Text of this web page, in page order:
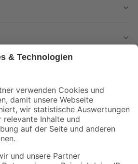
und Aktionen mehr verpassen!